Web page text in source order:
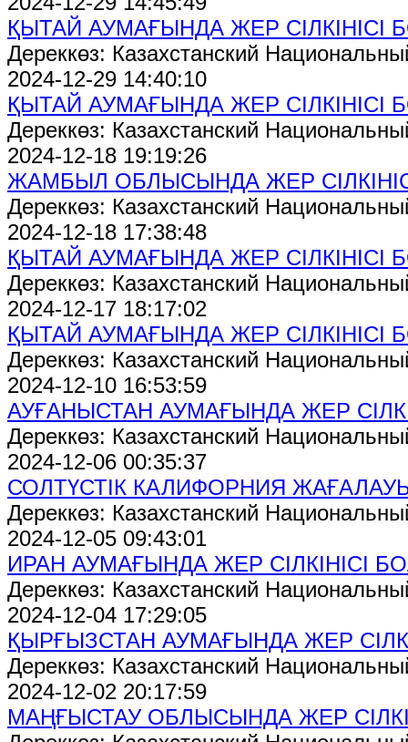
ҚЫТАЙ АУМАҒЫНДА ЖЕР СІЛКІНІСІ
Дереккөз: Казахстанский
2024-12-29 14:40:10
ҚЫТАЙ АУМАҒЫНДА ЖЕР СІЛКІНІСІ
Дереккөз: Казахстанский
2024-12-18 19:19:26
ЖАМБЫЛ ОБЛЫСЫНДА ЖЕР
Дереккөз: Казахстанский
2024-12-18 17:38:48
ҚЫТАЙ АУМАҒЫНДА ЖЕР СІЛКІНІСІ
Дереккөз: Казахстанский
2024-12-17 18:17:02
ҚЫТАЙ АУМАҒЫНДА ЖЕР СІЛКІНІСІ
Дереккөз: Казахстанский
2024-12-10 16:53:59
АУҒАНЫСТАН АУМАҒЫНДА ЖЕР
Дереккөз: Казахстанский
2024-12-06 00:35:37
СОЛТҮСТІК КАЛИФОРНИЯ
Дереккөз: Казахстанский
2024-12-05 09:43:01
ИРАН АУМАҒЫНДА ЖЕР СІЛКІНІСІ
Дереккөз: Казахстанский
2024-12-04 17:29:05
ҚЫРҒЫЗСТАН АУМАҒЫНДА ЖЕР
Дереккөз: Казахстанский
2024-12-02 20:17:59
МАҢҒЫСТАУ ОБЛЫСЫНДА ЖЕР